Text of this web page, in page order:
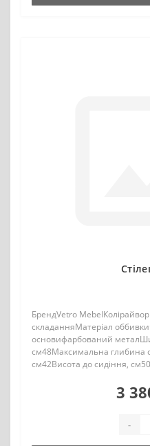
БрендVetro
складанняМатеріал
основифарбований
см48Максимальна глибина
см42Висота до сидіння,
3
-